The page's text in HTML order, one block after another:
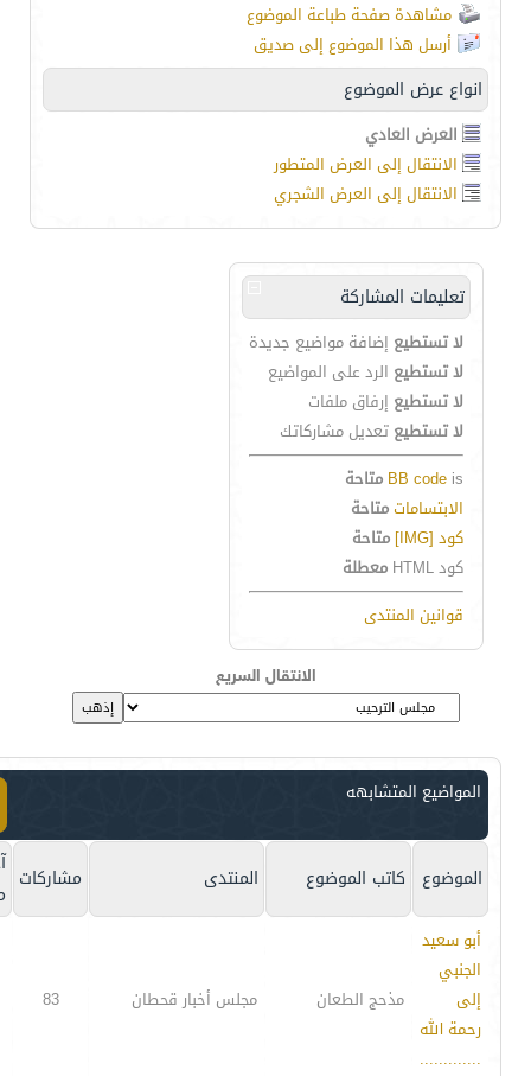
مشاهدة صفحة طباعة الموضوع
أرسل هذا الموضوع إلى صديق
انواع عرض الموضوع
العرض العادي
الانتقال إلى العرض المتطور
الانتقال إلى العرض الشجري
تعليمات المشاركة
لا تستطيع إضافة مواضيع جديدة
لا تستطيع الرد على المواضيع
لا تستطيع إرفاق ملفات
لا تستطيع تعديل مشاركاتك
BB code is
متاحة
الابتساماتمتاحة
كود [IMG]
متاحة
كود HTML
معطلة
قوانين المنتدى
الانتقال السريع
المواضيع المتشابهه
الموضوع كاتب الموضوع المنتدى مشاركات
أبو سعيد
الجنبي
إلى
رحمة الله
.............
مذحج الطعان مجلس أخبار قحطان 83